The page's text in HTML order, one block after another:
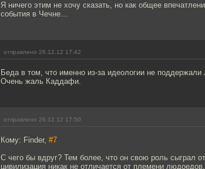
Я ничего этим не хочу сказать, но как общее
события в Чечне...
отправлено 26.12.12 17:42
Беда в том, что именно из-за идеологии не
Очень жаль Каддафи.
отправлено 26.12.12 17:50
Кому: Finder, #7
С чего бы вдруг? Тем более, что он свою роль сыграл
цивилизация никак не отличается от племени